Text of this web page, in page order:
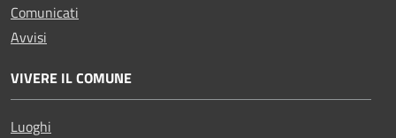
Comunicati
Avvisi
VIVERE IL COMUNE
Luoghi